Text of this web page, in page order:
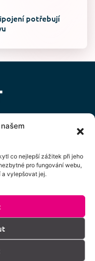
co nejlepší zážitek při jeho
pro fungování webu,
vylepšovat jej.
potřebují
z.s.
ICTP, z.s.
se zpracováním